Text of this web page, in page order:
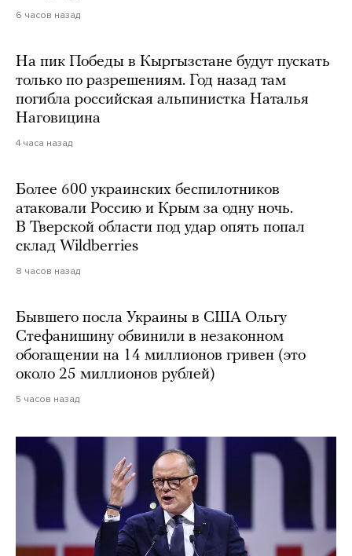
6 часов назад
На пик Победы в Кыргызстане будут пускать
только по разрешениям. Год назад там
погибла российская альпинистка Наталья
Наговицина
4 часа назад
Более 600 украинских беспилотников
атаковали Россию и Крым за одну ночь.
В Тверской области под удар опять попал
склад Wildberries
8 часов назад
Бывшего посла Украины в США Ольгу
Стефанишину обвинили в незаконном
обогащении на 14 миллионов гривен (это
около 25 миллионов рублей)
5 часов назад